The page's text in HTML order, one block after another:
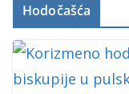
Hodočašća